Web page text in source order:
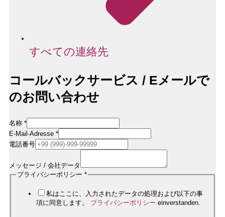
すべての連絡先
コールバックサービス / Eメールで
のお問い合わせ
名称 *
E-Mail-Adresse *
電話番号
メッセージ / 会社データ
Firmendaten
プライバシーポリシー *
私はここに、入力されたデータの処理および以下の事
項に同意します。 プライバシーポリシー einverstanden.